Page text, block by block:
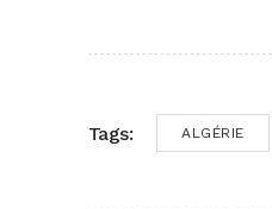
Tags: ALGÉRIE